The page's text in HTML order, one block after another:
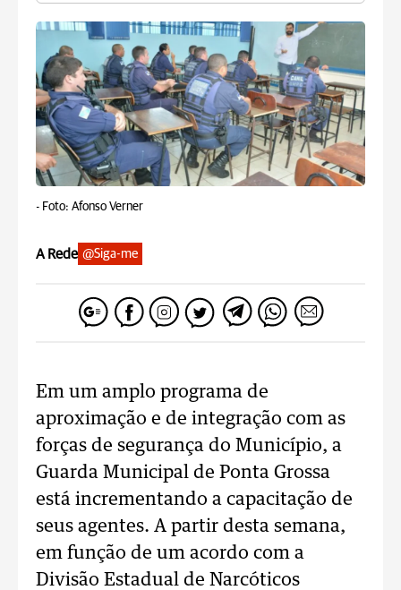
- Foto: Afonso Verner
A Rede @Siga-me
Em um amplo programa de
aproximação e de integração com as
forças de segurança do Município, a
Guarda Municipal de Ponta Grossa
está incrementando a capacitação de
seus agentes. A partir desta semana,
em função de um acordo com a
Divisão Estadual de Narcóticos